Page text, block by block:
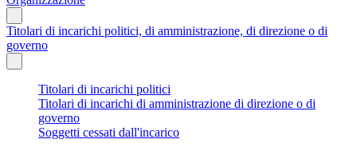
Titolari di incarichi politici, di amministrazione, di direzione o di
governo
Titolari di incarichi politici
Titolari di incarichi di amministrazione di direzione o di
governo
Soggetti cessati dall'incarico